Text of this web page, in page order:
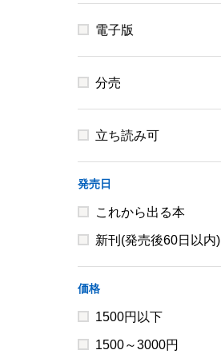
電子版
分売
立ち読み可
発売日
これから出る本
新刊(発売後60日以内)
価格
1500円以下
1500～3000円